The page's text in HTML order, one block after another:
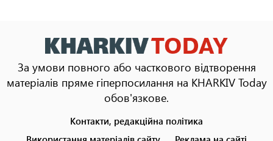
За умови повного або часткового відтворення
матеріалів пряме гіперпосилання на KHARKIV Today
обов'язкове.
Контакти, редакційна політика